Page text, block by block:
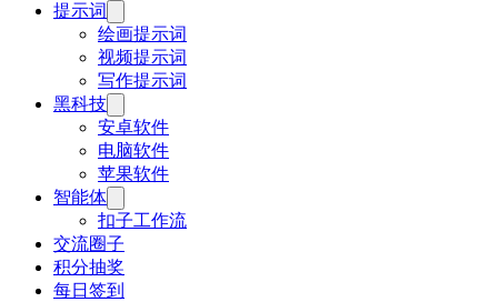
提示词
绘画提示词
视频提示词
写作提示词
黑科技
安卓软件
电脑软件
苹果软件
智能体
扣子工作流
交流圈子
积分抽奖
每日签到